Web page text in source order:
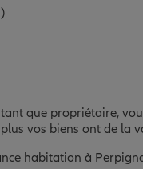
que propriétaire,
vos biens ont de la
habitation à